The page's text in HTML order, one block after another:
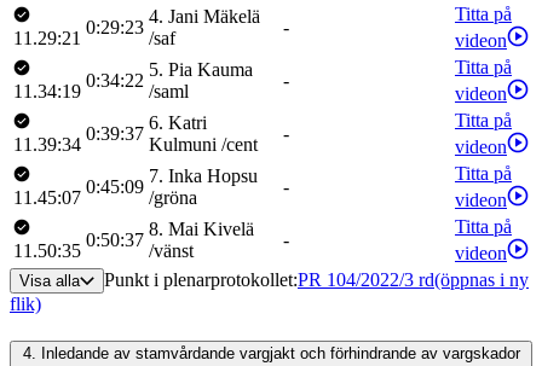
11.29:21
0:29:23
4. Jani Mäkelä
/saf
-
Titta på
videon
11.34:19
0:34:22
5. Pia Kauma
/saml
-
Titta på
videon
11.39:34
0:39:37
6. Katri
Kulmuni /cent
-
Titta på
videon
11.45:07
0:45:09
7. Inka Hopsu
/gröna
-
Titta på
videon
11.50:35
0:50:37
8. Mai Kivelä
/vänst
-
Titta på
videon
Visa alla Punkt i plenarprotokollet:PR 104/2022/3 rd(öppnas i ny
flik)
4. Inledande av stamvårdande vargjakt och förhindrande av vargskador